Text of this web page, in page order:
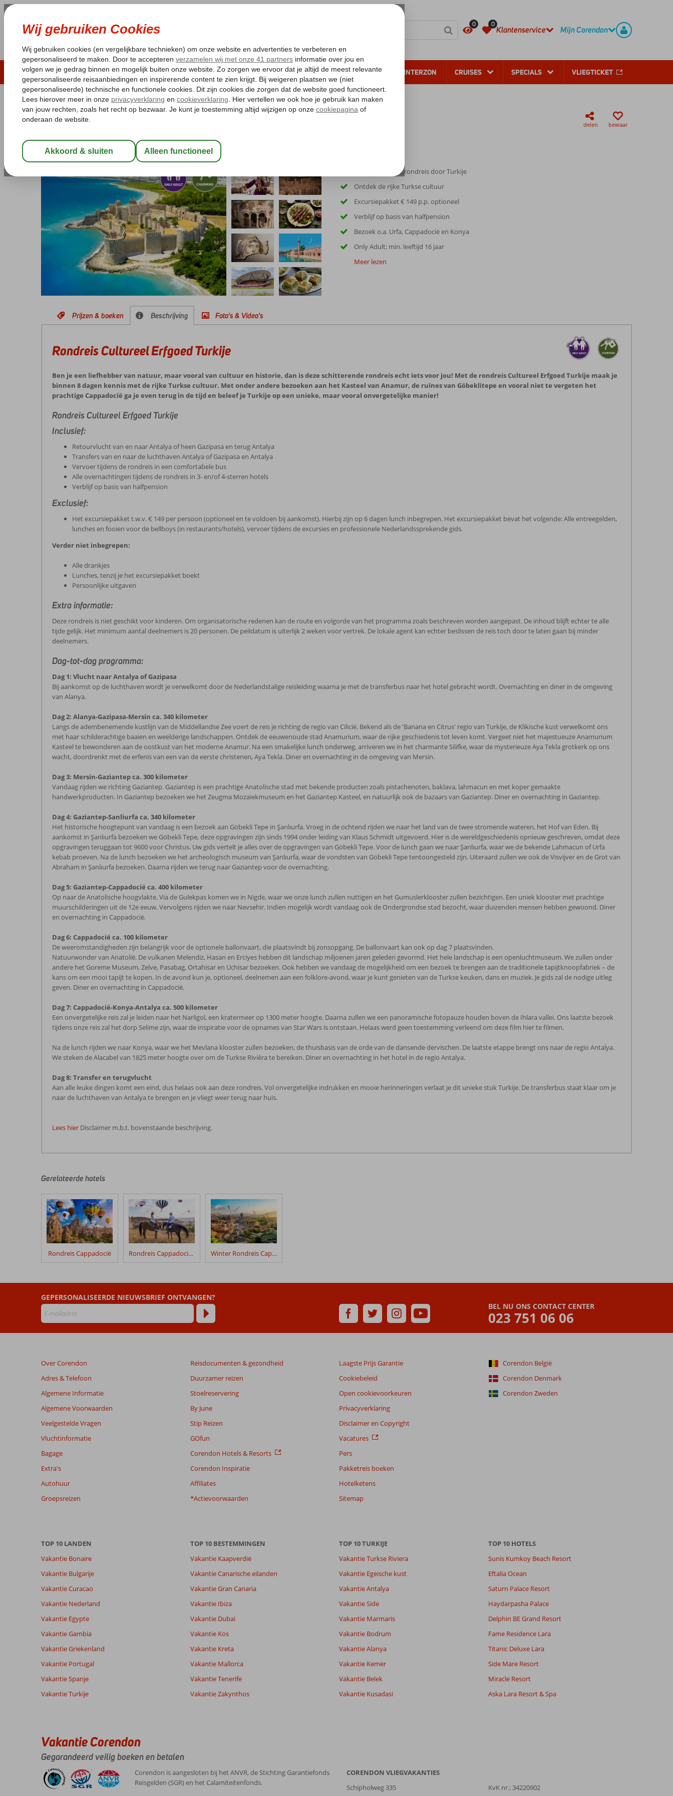
0 0
Klantenservice Mijn Corendon
LAST MINUTE ZOMER 2026 ZONVAKANTIE VERRE REIZEN ALL INCLUSIVE WINTERZON CRUISES SPECIALS VLIEGTICKET
Pakketgarantie Laagsteprijsgarantie* Gratis annuleren*
Home
Turkije Rondreizen
Rondreis Cultureel Erfgoed Turkije
Zie beschrijving
delen bewaar
Unieke 8-daagse rondreis door Turkije
Ontdek de rijke Turkse cultuur
Excursiepakket € 149 p.p. optioneel
Verblijf op basis van halfpension
Bezoek o.a. Urfa, Cappadocië en Konya
Only Adult; min. leeftijd 16 jaar
Meer lezen
Prijzen & boeken Beschrijving Foto's & Video's
Rondreis Cultureel Erfgoed Turkije
Ben je een liefhebber van natuur, maar vooral van cultuur en historie, dan is deze schitterende rondreis echt iets voor jou! Met de rondreis Cultureel Erfgoed Turkije maak je
binnen 8 dagen kennis met de rijke Turkse cultuur. Met onder andere bezoeken aan het Kasteel van Anamur, de ruïnes van Göbeklitepe en vooral niet te vergeten het
prachtige Cappadocië ga je even terug in de tijd en beleef je Turkije op een unieke, maar vooral onvergetelijke manier!
Rondreis Cultureel Erfgoed Turkije
Inclusief:
Retourvlucht van en naar Antalya of heen Gazipasa en terug Antalya
Transfers van en naar de luchthaven Antalya of Gazipasa en Antalya
Vervoer tijdens de rondreis in een comfortabele bus
Alle overnachtingen tijdens de rondreis in 3- en/of 4-sterren hotels
Verblijf op basis van halfpension
Exclusief:
Het excursiepakket t.w.v. € 149 per persoon (optioneel en te voldoen bij aankomst). Hierbij zijn op 6 dagen lunch inbegrepen. Het excursiepakket bevat het volgende: Alle entreegelden,
lunches en fooien voor de bellboys (in restaurants/hotels), vervoer tijdens de excursies en professionele Nederlandssprekende gids.
Verder niet inbegrepen:
Alle drankjes
Lunches, tenzij je het excursiepakket boekt
Persoonlijke uitgaven
Extra informatie:
Deze rondreis is niet geschikt voor kinderen. Om organisatorische redenen kan de route en volgorde van het programma zoals beschreven worden aangepast. De inhoud blijft echter te alle
tijde gelijk. Het minimum aantal deelnemers is 20 personen. De peildatum is uiterlijk 2 weken voor vertrek. De lokale agent kan echter beslissen de reis toch door te laten gaan bij minder
deelnemers.
Dag-tot-dag programma:
Dag 1: Vlucht naar Antalya of Gazipasa
Bij aankomst op de luchthaven wordt je verwelkomt door de Nederlandstalige reisleiding waarna je met de transferbus naar het hotel gebracht wordt. Overnachting en diner in de omgeving
van Alanya.
Dag 2: Alanya-Gazipasa-Mersin ca. 340 kilometer
Langs de adembenemende kustlijn van de Middellandse Zee voert de reis je richting de regio van Cilicië. Bekend als de 'Banana en Citrus' regio van Turkije, de Klikische kust verwelkomt ons
met haar schilderachtige baaien en weelderige landschappen. Ontdek de eeuwenoude stad Anamurium, waar de rijke geschiedenis tot leven komt. Vergeet niet het majestueuze Anamurium
Kasteel te bewonderen aan de oostkust van het moderne Anamur. Na een smakelijke lunch onderweg, arriveren we in het charmante Silifke, waar de mysterieuze Aya Tekla grotkerk op ons
wacht, doordrenkt met de erfenis van een van de eerste christenen, Aya Tekla. Diner en overnachting in de omgeving van Mersin.
Dag 3: Mersin-Gaziantep ca. 300 kilometer
Vandaag rijden we richting Gaziantep. Gaziantep is een prachtige Anatolische stad met bekende producten zoals pistachenoten, baklava, lahmacun en met koper gemaakte
handwerkproducten. In Gaziantep bezoeken we het Zeugma Mozaïekmuseum en het Gaziantep Kasteel, en natuurlijk ook de bazaars van Gaziantep. Diner en overnachting in Gaziantep.
Dag 4: Gaziantep-Sanliurfa ca. 340 kilometer
Het historische hoogtepunt van vandaag is een bezoek aan Göbekli Tepe in Şanlıurfa. Vroeg in de ochtend rijden we naar het land van de twee stromende wateren, het Hof van Eden. Bij
aankomst in Şanlıurfa bezoeken we Göbekli Tepe, deze opgravingen zijn sinds 1994 onder leiding van Klaus Schmidt uitgevoerd. Hier is de wereldgeschiedenis opnieuw geschreven, omdat deze
opgravingen teruggaan tot 9600 voor Christus. Uw gids vertelt je alles over de opgravingen van Göbekli Tepe. Voor de lunch gaan we naar Şanlıurfa, waar we de bekende Lahmacun of Urfa
kebab proeven. Na de lunch bezoeken we het archeologisch museum van Şanlıurfa, waar de vondsten van Göbekli Tepe tentoongesteld zijn. Uiteraard zullen we ook de Visvijver en de Grot van
Abraham in Şanlıurfa bezoeken. Daarna rijden we terug naar Gaziantep voor de overnachting.
Dag 5: Gaziantep-Cappadocië ca. 400 kilometer
Op naar de Anatolische hoogvlakte. Via de Gulekpas komen we in Nigde, waar we onze lunch zullen nuttigen en het Gumuslerklooster zullen bezichtigen. Een uniek klooster met prachtige
muurschilderingen uit de 12e eeuw. Vervolgens rijden we naar Nevsehir. Indien mogelijk wordt vandaag ook de Ondergrondse stad bezocht, waar duizenden mensen hebben gewoond. Diner
en overnachting in Cappadocië.
Dag 6: Cappadocië ca. 100 kilometer
De weeromstandigheden zijn belangrijk voor de optionele ballonvaart, die plaatsvindt bij zonsopgang. De ballonvaart kan ook op dag 7 plaatsvinden.
Natuurwonder van Anatolië. De vulkanen Melendiz, Hasan en Erciyes hebben dit landschap miljoenen jaren geleden gevormd. Het hele landschap is een openluchtmuseum. We zullen onder
andere het Goreme Museum, Zelve, Pasabag, Ortahisar en Uchisar bezoeken. Ook hebben we vandaag de mogelijkheid om een bezoek te brengen aan de traditionele tapijtknoopfabriek – de
kans om een mooi tapijt te kopen. In de avond kun je, optioneel, deelnemen aan een folklore-avond, waar je kunt genieten van de Turkse keuken, dans en muziek. Je gids zal de nodige uitleg
geven. Diner en overnachting in Cappadocië.
Dag 7: Cappadocië-Konya-Antalya ca. 500 kilometer
Een onvergetelijke reis zal je leiden naar het Narligol, een kratermeer op 1300 meter hoogte. Daarna zullen we een panoramische fotopauze houden boven de Ihlara vallei. Ons laatste bezoek
tijdens onze reis zal het dorp Selime zijn, waar de inspiratie voor de opnames van Star Wars is ontstaan. Helaas werd geen toestemming verleend om deze film hier te filmen.
Na de lunch rijden we naar Konya, waar we het Mevlana klooster zullen bezoeken, de thuisbasis van de orde van de dansende dervischen. De laatste etappe brengt ons naar de regio Antalya.
We steken de Alacabel van 1825 meter hoogte over om de Turkse Rivièra te bereiken. Diner en overnachting in het hotel in de regio Antalya.
Dag 8: Transfer en terugvlucht
Aan alle leuke dingen komt een eind, dus helaas ook aan deze rondreis. Vol onvergetelijke indrukken en mooie herinneringen verlaat je dit unieke stuk Turkije. De transferbus staat klaar om je
naar de luchthaven van Antalya te brengen en je vliegt weer terug naar huis.
Lees hier Disclaimer m.b.t. bovenstaande beschrijving.
door
klanten
geschreven
na
hun
verblijf
Rondreis
Beoordelingen
die
ouder
48
maanden
worden
niet
weergegeven
om
relevantie
garanderen.
onze
beoordelingen.
Gerelateerde hotels
Rondreis Cappadocië Rondreis Cappadocië & Cave Hotels Winter Rondreis Cappadocië 4*
BEL NU ONS CONTACT CENTER
023 751 06 06
GEPERSONALISEERDE NIEUWSBRIEF ONTVANGEN?
Over Corendon
Adres & Telefoon
Algemene Informatie
Algemene Voorwaarden
Veelgestelde Vragen
Vluchtinformatie
Bagage
Extra's
Autohuur
Groepsreizen
Reisdocumenten & gezondheid
Duurzamer reizen
Stoelreservering
By June
Stip Reizen
GOfun
Corendon Hotels & Resorts
Corendon Inspiratie
Affiliates
*Actievoorwaarden
Laagste Prijs Garantie
Cookiebeleid
Open cookievoorkeuren
Privacyverklaring
Disclaimer en Copyright
Vacatures
Pers
Pakketreis boeken
Hotelketens
Sitemap
Corendon België
Corendon Denmark
Corendon Zweden
TOP 10 LANDEN
Vakantie Bonaire
Vakantie Bulgarije
Vakantie Curacao
Vakantie Nederland
Vakantie Egypte
Vakantie Gambia
Vakantie Griekenland
Vakantie Portugal
Vakantie Spanje
Vakantie Turkije
TOP 10 BESTEMMINGEN
Vakantie Kaapverdië
Vakantie Canarische eilanden
Vakantie Gran Canaria
Vakantie Ibiza
Vakantie Dubai
Vakantie Kos
Vakantie Kreta
Vakantie Mallorca
Vakantie Tenerife
Vakantie Zakynthos
TOP 10 TURKIJE
Vakantie Turkse Riviera
Vakantie Egeische kust
Vakantie Antalya
Vakantie Side
Vakantie Marmaris
Vakantie Bodrum
Vakantie Alanya
Vakantie Kemer
Vakantie Belek
Vakantie Kusadasi
TOP 10 HOTELS
Sunis Kumkoy Beach Resort
Eftalia Ocean
Saturn Palace Resort
Haydarpasha Palace
Delphin BE Grand Resort
Fame Residence Lara
Titanic Deluxe Lara
Side Mare Resort
Miracle Resort
Aska Lara Resort & Spa
Vakantie Corendon
Gegarandeerd veilig boeken en betalen
Corendon is aangesloten bij het ANVR, de Stichting Garantiefonds
Reisgelden (SGR) en het Calamiteitenfonds.
CORENDON VLIEGVAKANTIES
Schipholweg 335
KvK nr.: 34220902